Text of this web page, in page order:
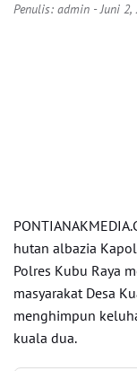
Penulis: admin - Juni
hutan albazia
Polres Kubu Raya
masyarakat Desa
menghimpun
kuala dua.